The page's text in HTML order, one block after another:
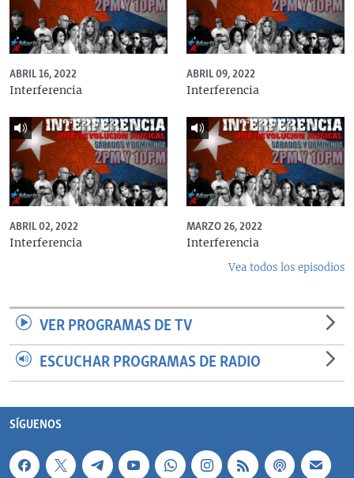
ABRIL 16, 2022
Interferencia
ABRIL 09, 2022
Interferencia
ABRIL 02, 2022
Interferencia
MARZO 26, 2022
Interferencia
Vea todos los episodios
VER PROGRAMAS DE TV
ESCUCHAR PROGRAMAS DE RADIO
SÍGUENOS